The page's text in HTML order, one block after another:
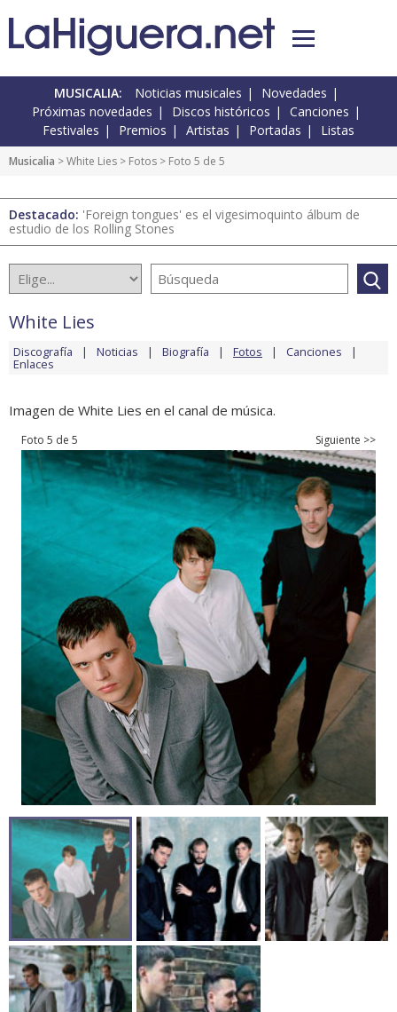
MUSICALIA: Noticias musicales
Novedades
Próximas novedades
Discos históricos
Canciones
Festivales
Premios Artistas Portadas Listas
Musicalia >White Lies > Fotos > Foto 5 de 5
Destacado: 'Foreign tongues' es el vigesimoquinto álbum de
estudio de los Rolling Stones
White Lies
Discografía Noticias Biografía Fotos Canciones
Enlaces
Imagen de White Lies en el canal de música.
Foto 5 de 5 Siguiente >>